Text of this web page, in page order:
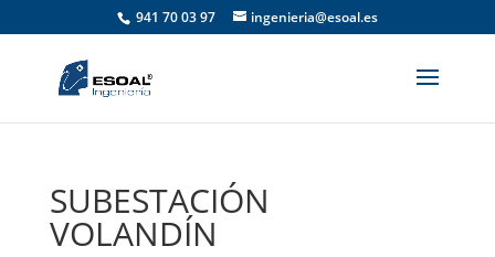
941 70 03 97 ingenieria@esoal.es
SUBESTACIÓN
VOLANDÍN